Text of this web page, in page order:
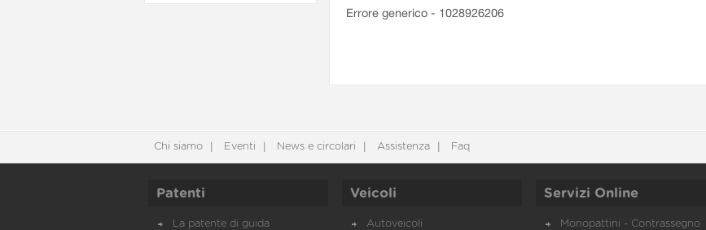
Errore generico - 1028926206
Chi siamo Eventi News e circolari Assistenza Faq
Patenti
La patente di guida
Veicoli
Autoveicoli
Servizi Online
Monopattini - Contrassegno